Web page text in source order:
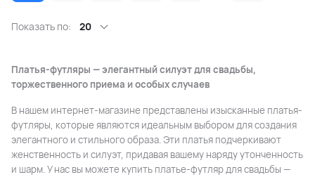
Показать по: 20
Платья-футляры — элегантный силуэт для свадьбы,
торжественного приема и особых случаев
В нашем интернет-магазине представлены изысканные платья-
футляры, которые являются идеальным выбором для создания
элегантного и стильного образа. Эти платья подчеркивают
женственность и силуэт, придавая вашему наряду утонченность
и шарм. У нас вы можете купить платье-футляр для свадьбы —